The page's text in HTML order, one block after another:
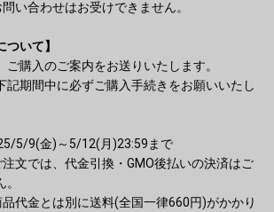
い合わせはお受けできません。
ついて】
ご購入のご案内をお送りいたします。
期間中に必ずご購入手続きをお願いいたし
5/9(金)～5/12(月)23:59まで
文では、代金引換・GMO後払いの決済はご
代金とは別に送料(全国一律660円)がかかり